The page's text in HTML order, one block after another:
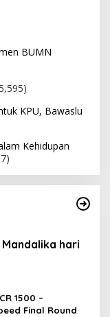
BUMN
KPU, Bawaslu
Kehidupan
hari
1500 –
Final Round